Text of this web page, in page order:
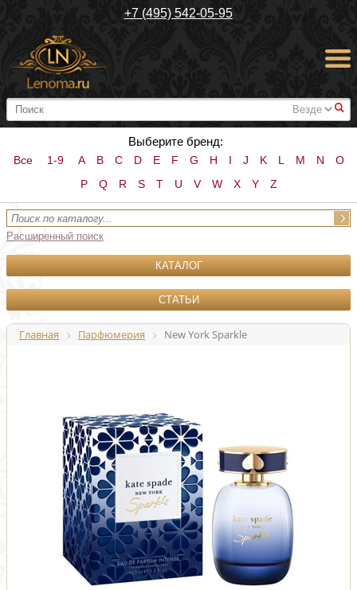
+7 (495) 542-05-95
#
Выберите бренд:
Все 1-9 A B C D E F G H I J K L M N
O
P
Q R S T U V W X Y Z
Расширенный поиск
КАТАЛОГ
СТАТЬИ
Главная Парфюмерия New York Sparkle